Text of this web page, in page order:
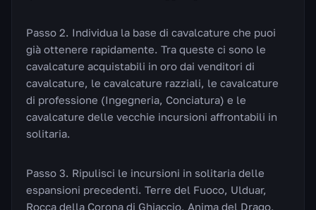
Passo 2. Individua la base di cavalcature che puoi
già ottenere rapidamente. Tra queste ci sono le
cavalcature acquistabili in oro dai venditori di
cavalcature, le cavalcature razziali, le cavalcature
di professione (Ingegneria, Conciatura) e le
cavalcature delle vecchie incursioni affrontabili in
solitaria.
Passo 3. Ripulisci le incursioni in solitaria delle
espansioni precedenti. Terre del Fuoco, Ulduar,
Rocca della Corona di Ghiaccio, Anima del Drago,